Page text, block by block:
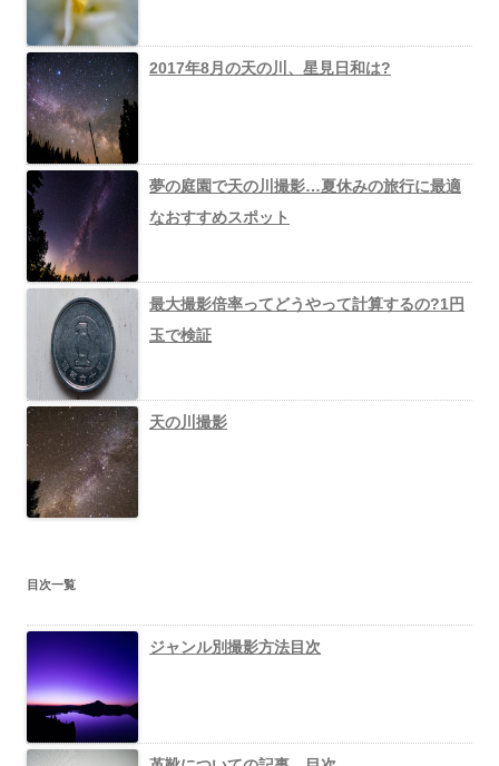
2017年8月の天の川、星見日和は?
夢の庭園で天の川撮影…夏休みの旅行に最適
なおすすめスポット
最大撮影倍率ってどうやって計算するの?1円
玉で検証
天の川撮影
目次一覧
ジャンル別撮影方法目次